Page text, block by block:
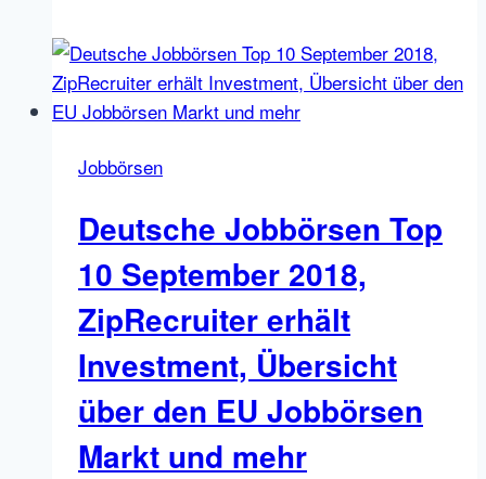
was
hat
das
tun?
Ein
Käufer
zahlt
200.000
USD
für
Jobbörsen
Deutsche Jobbörsen Top
10 September 2018,
ZipRecruiter erhält
Investment, Übersicht
über den EU Jobbörsen
Markt und mehr